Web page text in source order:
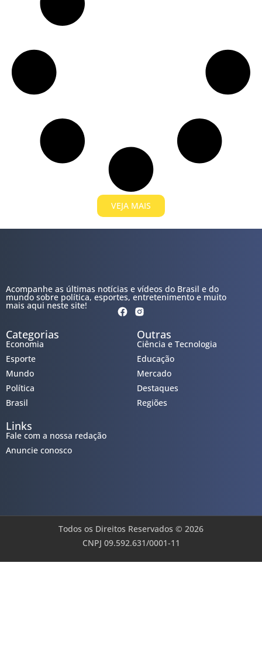
VEJA MAIS
Acompanhe as últimas notícias e vídeos do Brasil e do
mundo sobre política, esportes, entretenimento e muito
mais aqui neste site!
Categorias
Economia
Esporte
Mundo
Política
Brasil
Outras
Ciência e Tecnologia
Educação
Mercado
Destaques
Regiões
Links
Fale com a nossa redação
Anuncie conosco
Todos os Direitos Reservados © 2026
CNPJ 09.592.631/0001-11